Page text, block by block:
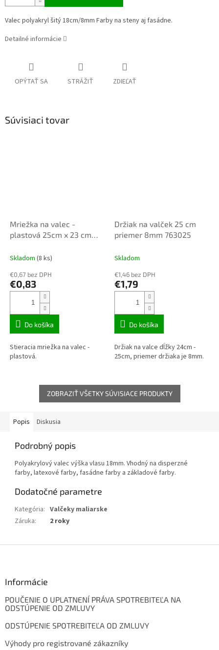
Valec polyakryl šitý 18cm/8mm Farby na steny aj fasádne.
Detailné informácie
OPÝTAŤ SA STRÁŽIŤ ZDIEĽAŤ
Súvisiaci tovar
Mriežka na valec -
plastová 25cm x 23 cm
Skladom (8 ks)
€0,67 bez DPH
€0,83
Do košíka
Stieracia mriežka na valec -
plastová.
Držiak na valček 25 cm
priemer 8mm 763025
Skladom
€1,46 bez DPH
€1,79
Do košíka
Držiak na valce dĺžky 24cm -
25cm, priemer držiaka je 8mm.
ZOBRAZIŤ VŠETKY SÚVISIACE PRODUKTY
Popis Diskusia
Podrobný popis
Polyakrylový valec výška vlasu 18mm. Vhodný na disperzné
farby, latexové farby, fasádne farby a základové farby.
Dodatočné parametre
Kategória: Valčeky maliarske
Záruka: 2 roky
Informácie
POUČENIE O UPLATNENÍ PRÁVA SPOTREBITEĽA NA
ODSTÚPENIE OD ZMLUVY
ODSTÚPENIE SPOTREBITEĽA OD ZMLUVY
Výhody pro registrované zákazníky